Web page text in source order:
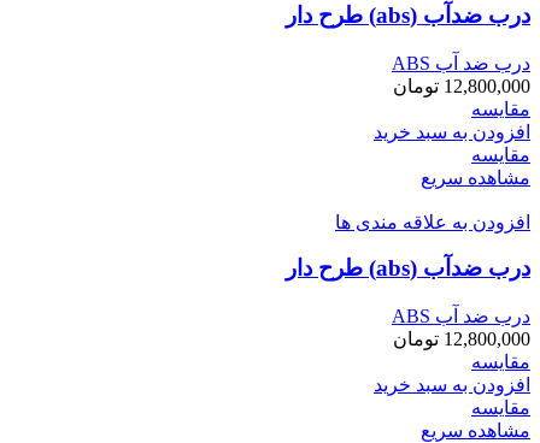
درب ضدآب (abs) طرح دار
درب ضد آب ABS
12,800,000 تومان
مقایسه
افزودن به سبد خرید
مقایسه
مشاهده سریع
افزودن به علاقه مندی ها
درب ضدآب (abs) طرح دار
درب ضد آب ABS
12,800,000 تومان
مقایسه
افزودن به سبد خرید
مقایسه
مشاهده سریع